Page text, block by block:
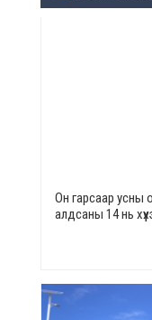
Он гарсаар усны
алдсаны 14 нь